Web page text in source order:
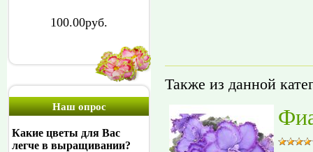
100.00руб.
Наш опрос
Какие цветы для Вас
легче в выращивании?
Также из данной